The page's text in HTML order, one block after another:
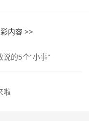
内容 >>
说的5个"小事"
啦